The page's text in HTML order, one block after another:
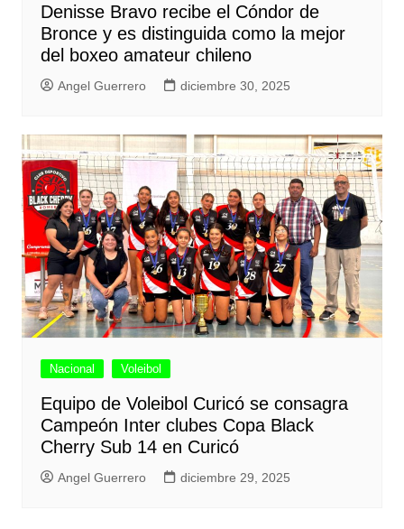
Denisse Bravo recibe el Cóndor de
Bronce y es distinguida como la mejor
del boxeo amateur chileno
Angel Guerrero diciembre 30, 2025
Nacional Voleibol
Equipo de Voleibol Curicó se consagra
Campeón Inter clubes Copa Black
Cherry Sub 14 en Curicó
Angel Guerrero diciembre 29, 2025